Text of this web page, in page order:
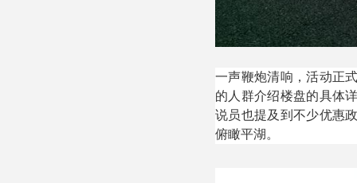
一声鞭炮清响，活动正
的人群介绍楼盘的具体
说员也提及到不少优惠
俯瞰平湖。